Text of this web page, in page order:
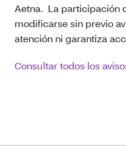
Aetna. La participación
modificarse sin previo
atención ni garantiza
Consultar todos los